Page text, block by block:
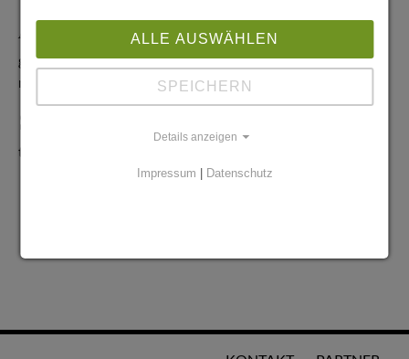
Anzeigen-Service
graen@mediaworldgmbh.deoder
meyer@mediaworldgmbh.de
tipps@stadtglanz.de
ALLE AUSWÄHLEN
SPEICHERN
Details anzeigen
Impressum | Datenschutz